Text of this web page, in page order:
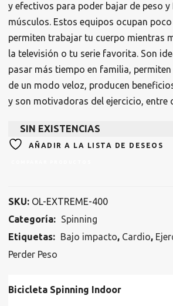
y efectivos para poder bajar de peso
músculos. Estos equipos ocupan
permiten trabajar tu cuerpo mientras
la televisión o tu serie favorita. Son
pasar más tiempo en familia,
de un modo veloz, producen
y son motivadoras del ejercicio, entre
SIN EXISTENCIAS
AÑADIR A LA LISTA DE DESEOS
SKU: OL-EXTREME-400
Categoría: Spinning
Etiquetas: Bajo impacto, Cardio,
Perder Peso
Bicicleta Spinning Indoor